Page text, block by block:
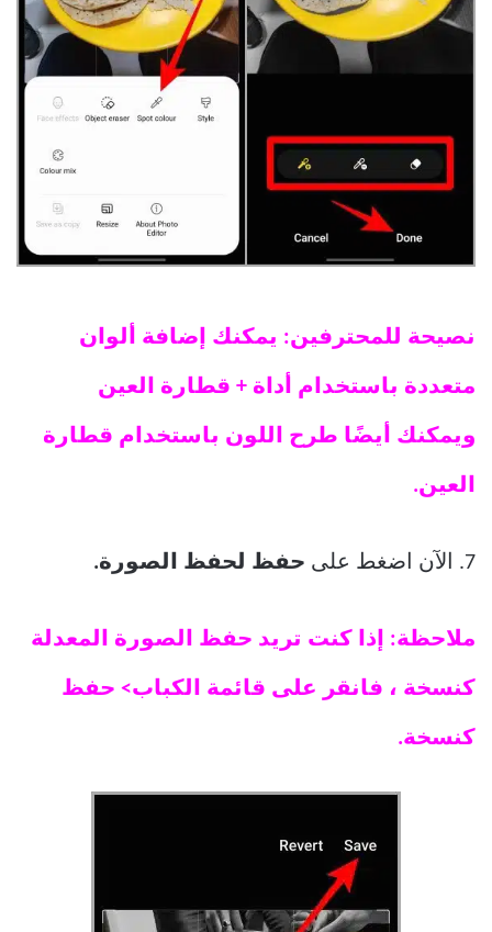
نصيحة للمحترفين: يمكنك إضافة ألوان
متعددة باستخدام أداة + قطارة العين
ويمكنك أيضًا طرح اللون باستخدام قطارة
العين.
7. الآن اضغط على حفظ لحفظ الصورة.
ملاحظة: إذا كنت تريد حفظ الصورة المعدلة
كنسخة ، فانقر على قائمة الكباب> حفظ
كنسخة.